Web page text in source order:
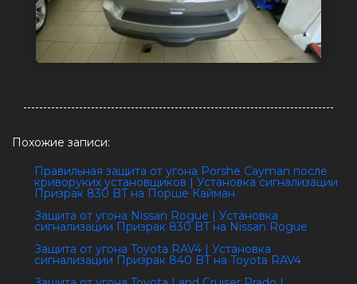
Похожие записи:
Правильная защита от угона Porshe Cayman после
криворуких установщиков | Установка сигнализации
Призрак 830 BT на Порше Кайман
Защита от угона Nissan Rogue | Установка
сигнализации Призрак 830 BT на Nissan Rogue
Защита от угона Toyota RAV4 | Установка
сигнализации Призрак 840 BT на Toyota RAV4